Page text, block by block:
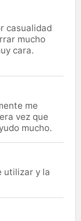
casualidad
mucho
cara.
me
vez que
mucho.
utilizar y la